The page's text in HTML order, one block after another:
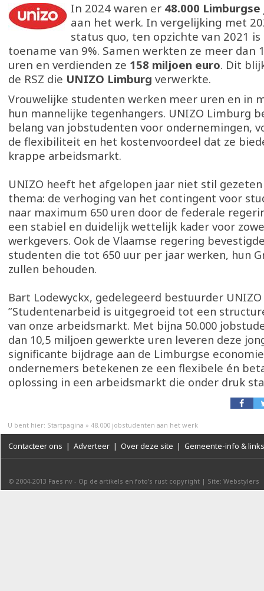
In 2024 waren er 48.000
aan het werk. In vergelijking met
status quo, ten opzichte van 2021 is
toename van 9%. Samen werkten ze meer dan
uren en verdienden ze 158 miljoen euro. Dit
de RSZ die UNIZO Limburg verwerkte.
Vrouwelijke studenten werken meer uren en in
hun mannelijke tegenhangers. UNIZO Limburg
belang van jobstudenten voor ondernemingen,
de flexibiliteit en het kostenvoordeel dat ze
krappe arbeidsmarkt.
UNIZO heeft het afgelopen jaar niet stil
thema: de verhoging van het contingent voor
naar maximum 650 uren door de federale
een stabiel en duidelijk wettelijk kader voor
werkgevers. Ook de Vlaamse regering
studenten die tot 650 uur per jaar werken, hun
zullen behouden.
Bart Lodewyckx, gedelegeerd bestuurder
”Studentenarbeid is uitgegroeid tot een
van onze arbeidsmarkt. Met bijna 50.000
dan 10,5 miljoen gewerkte uren leveren deze
significante bijdrage aan de Limburgse
ondernemers betekenen ze een flexibele én
oplossing in een arbeidsmarkt die onder druk
U bent hier: Startpagina » 48.000 jobstudenten aan het werk
Contacteer ons | Adverteer | Over deze site | Gemeente-info & links
© 2004-2013 Faes nv - Op de artikels en foto’s rust copyright | Site: Webstylers